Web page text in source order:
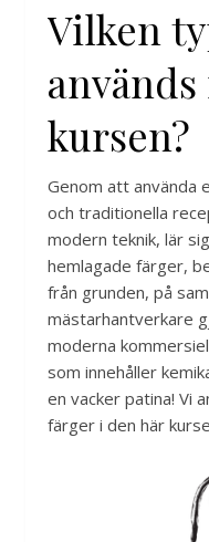
Vilken
kursen?
Genom att använda
och traditionella
modern teknik, lär
hemlagade färger,
från grunden, på
mästarhantverkare
moderna
som innehåller
en vacker patina! Vi
färger i den här